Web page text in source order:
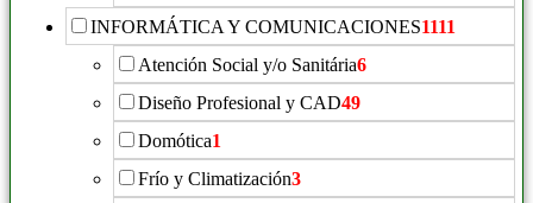
INFORMÁTICA Y COMUNICACIONES1111
Atención Social y/o Sanitária6
Diseño Profesional y CAD49
Domótica1
Frío y Climatización3